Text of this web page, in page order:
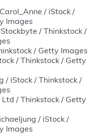
/ iStock /
Images
/ Thinkstock /
/ Getty Images
/ Thinkstock / Getty
/ iStock / Thinkstock /
/ Thinkstock / Getty
/ iStock /
Images